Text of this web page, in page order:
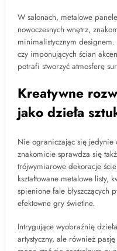
W salonach, metalowe
nowoczesnych wnętrz,
minimalistycznym designem.
czy imponujących ścian
potrafi stworzyć atmosferę
Kreatywne
jako dzieła
Nie ograniczając się jedynie
znakomicie sprawdza się
trójwymiarowe dekoracje
kształtowane metalowe listy,
spienione fale błyszczących
efektowne gry świetlne.
Intrygujące wyobraźnię
artystyczny, ale również